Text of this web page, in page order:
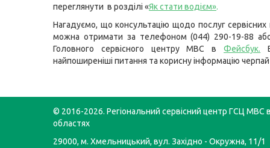
переглянути в розділі «Як стати водієм».
Нагадуємо, що консультацію щодо послуг
можна отримати за телефоном (044) 290-19-88 або
Головного сервісного центру МВС вФейсбук.
найпоширеніші питання та корисну інформацію
© 2016-2026. Регіональний сервісний центр ГСЦ МВС
областях
29000, м. Хмельницький, вул. Західно - Окружна, 11/1